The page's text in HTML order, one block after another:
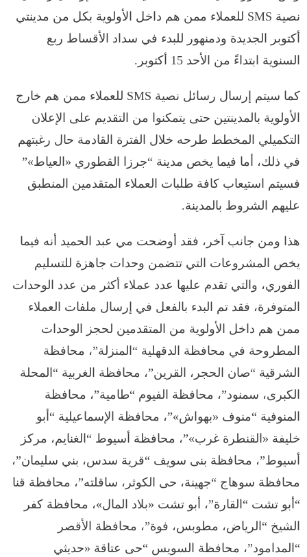
نصية SMS للعملاء ممن هم داخل الأولوية بكل من مدينتي
أكتوبر الجديدة ودمنهور للبدء في سداد الأقساط ربع
السنوية ابتداءً من الأحد 15 أكتوبر.
كما سيتم إرسال رسائل نصية SMS للعملاء ممن هم خارج
الأولوية بالمدينتين حتى يتمكنوا من التقديم على الإعلان
التكميلي المخطط طرحه خلال الفترة القادمة حال رغبتهم
في ذلك، أما فيما يخص مدينة “جرزا القطوري «العياط»”
فسيتم استيعاب كافة طلبات العملاء المتقدمين المنطبق
عليهم الشروط بالمدينة.
هذا ومن جانب آخر، فقد أوضحت مي عبد الحميد أنه فيما
يخص المشروعات التي تتضمن وحدات جاهزة للتسليم
الفوري، والتي تقدم عليها عدد عملاء أكثر من عدد الوحدات
المتوفرة، فقد تم البدء بالفعل في إرسال ملفات العملاء
ممن هم داخل الأولوية من المتقدمين لحجز الوحدات
المطروحة في محافظة الدقهلية “المنزلة”، محافظة
الشرقية “صان الحجر، القرين”، محافظة الغربية “المحلة
الكبرى، سمنود”، محافظة الفيوم “طامية”، محافظة
المنوفية “منوف «بهواش»”، محافظة الإسماعيلية “أبو
خليفة «القنطرة غرب»”، محافظة أسيوط “الغنايم، مركز
أسيوط”، محافظة بنى سويف “قرية سدس، بني سليمان”،
محافظة سوهاج “جهينة، حى الكوثر، ساقلته”، محافظة قنا
“أبو تشت “القارة”، أبو تشت «بلاد المال»، محافظة كفر
الشيخ “الرياض، مطوبس، فوة”، محافظة الأقصر
“المدامود”، محافظة السويس “حى عتاقة «حديثي